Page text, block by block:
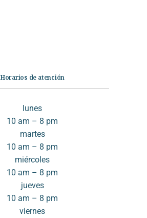
Horarios de atención
lunes
10 am – 8 pm
martes
10 am – 8 pm
miércoles
10 am – 8 pm
jueves
10 am – 8 pm
viernes